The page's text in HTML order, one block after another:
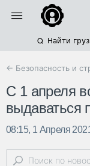
Найти
← Безопасность и
С 1 апреля
выдаваться
08:15, 1 Апреля